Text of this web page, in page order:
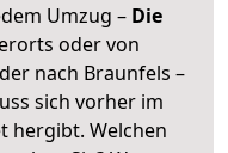
Umzug – Die
oder von
nach Braunfels –
sich vorher im
hergibt. Welchen